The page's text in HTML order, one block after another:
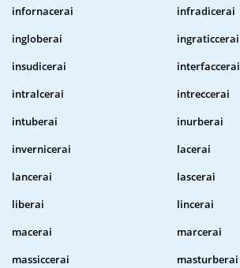
infornacerai
infradicerai
ingloberai
ingraticcerai
insudicerai
interfaccerai
intralcerai
intreccerai
intuberai
inurberai
invernicerai
lacerai
lancerai
lascerai
liberai
lincerai
macerai
marcerai
massiccerai
masturberai